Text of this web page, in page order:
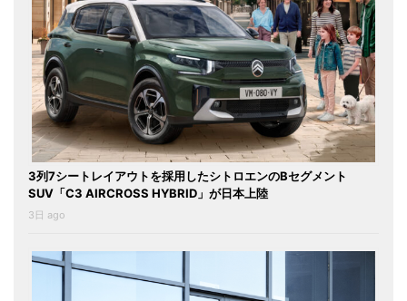
3列7シートレイアウトを採用したシトロエンのBセグメント
SUV「C3 AIRCROSS HYBRID」が日本上陸
3日 ago